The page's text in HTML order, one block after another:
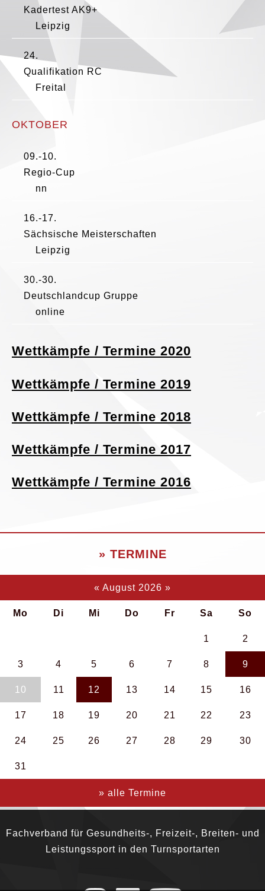
Kadertest AK9+
Leipzig
24.
Qualifikation RC
Freital
OKTOBER
09.-10.
Regio-Cup
nn
16.-17.
Sächsische Meisterschaften
Leipzig
30.-30.
Deutschlandcup Gruppe
online
Wettkämpfe / Termine 2020
Wettkämpfe / Termine 2019
Wettkämpfe / Termine 2018
Wettkämpfe / Termine 2017
Wettkämpfe / Termine 2016
» TERMINE
« August 2026 »
Mo Di Mi Do Fr Sa So
1 2
3 4 5 6 7 8 9
10 11 12 13 14 15 16
17 18 19 20 21 22 23
24 25 26 27 28 29 30
31
» alle Termine
Fachverband für Gesundheits-, Freizeit-, Breiten- und
Leistungssport in den Turnsportarten